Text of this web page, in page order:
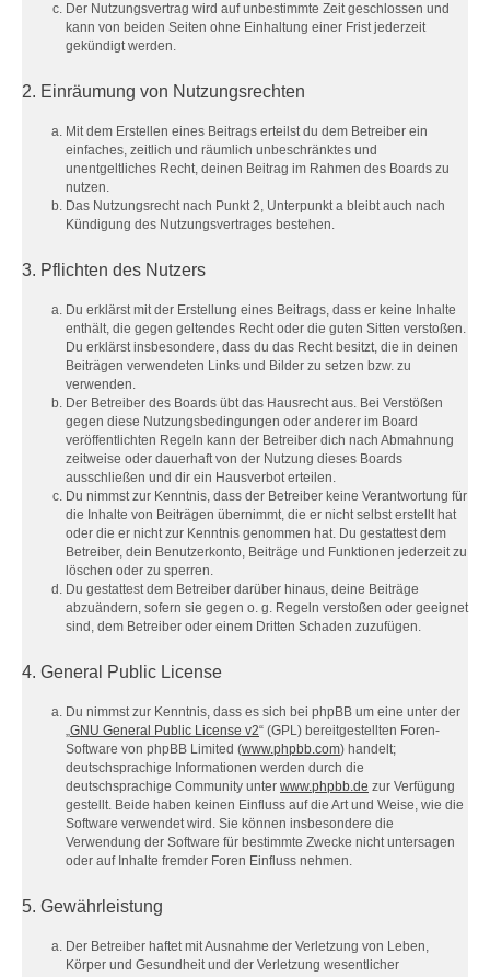
Der Nutzungsvertrag wird auf unbestimmte Zeit geschlossen und
kann von beiden Seiten ohne Einhaltung einer Frist jederzeit
gekündigt werden.
2. Einräumung von Nutzungsrechten
Mit dem Erstellen eines Beitrags erteilst du dem Betreiber ein
einfaches, zeitlich und räumlich unbeschränktes und
unentgeltliches Recht, deinen Beitrag im Rahmen des Boards zu
nutzen.
Das Nutzungsrecht nach Punkt 2, Unterpunkt a bleibt auch nach
Kündigung des Nutzungsvertrages bestehen.
3. Pflichten des Nutzers
Du erklärst mit der Erstellung eines Beitrags, dass er keine Inhalte
enthält, die gegen geltendes Recht oder die guten Sitten verstoßen.
Du erklärst insbesondere, dass du das Recht besitzt, die in deinen
Beiträgen verwendeten Links und Bilder zu setzen bzw. zu
verwenden.
Der Betreiber des Boards übt das Hausrecht aus. Bei Verstößen
gegen diese Nutzungsbedingungen oder anderer im Board
veröffentlichten Regeln kann der Betreiber dich nach Abmahnung
zeitweise oder dauerhaft von der Nutzung dieses Boards
ausschließen und dir ein Hausverbot erteilen.
Du nimmst zur Kenntnis, dass der Betreiber keine Verantwortung für
die Inhalte von Beiträgen übernimmt, die er nicht selbst erstellt hat
oder die er nicht zur Kenntnis genommen hat. Du gestattest dem
Betreiber, dein Benutzerkonto, Beiträge und Funktionen jederzeit zu
löschen oder zu sperren.
Du gestattest dem Betreiber darüber hinaus, deine Beiträge
abzuändern, sofern sie gegen o. g. Regeln verstoßen oder geeignet
sind, dem Betreiber oder einem Dritten Schaden zuzufügen.
4. General Public License
Du nimmst zur Kenntnis, dass es sich bei phpBB um eine unter der
„GNU General Public License v2“ (GPL) bereitgestellten Foren-
Software von phpBB Limited (www.phpbb.com) handelt;
deutschsprachige Informationen werden durch die
deutschsprachige Community unter www.phpbb.de zur Verfügung
gestellt. Beide haben keinen Einfluss auf die Art und Weise, wie die
Software verwendet wird. Sie können insbesondere die
Verwendung der Software für bestimmte Zwecke nicht untersagen
oder auf Inhalte fremder Foren Einfluss nehmen.
5. Gewährleistung
Der Betreiber haftet mit Ausnahme der Verletzung von Leben,
Körper und Gesundheit und der Verletzung wesentlicher